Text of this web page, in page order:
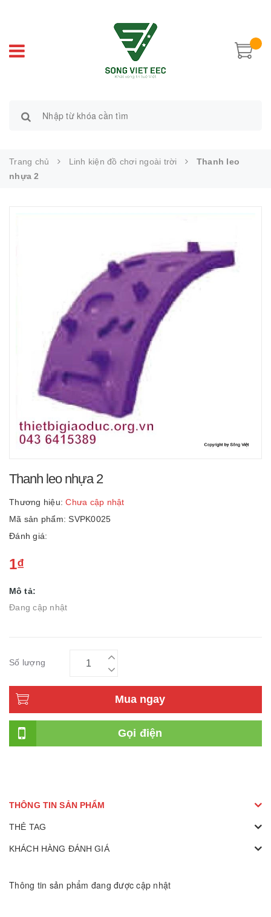
Trang chủ Linh kiện đồ chơi ngoài trời
Thanh leo
nhựa 2
Thanh leo nhựa 2
Thương hiệu: Chưa cập nhật
Mã sản phẩm: SVPK0025
Đánh giá:
1₫
Mô tả:
Đang cập nhật
Số lượng
Mua ngay
Gọi điện
THÔNG TIN SẢN PHẨM
THẺ TAG
KHÁCH HÀNG ĐÁNH GIÁ
Thông tin sản phẩm đang được cập nhật